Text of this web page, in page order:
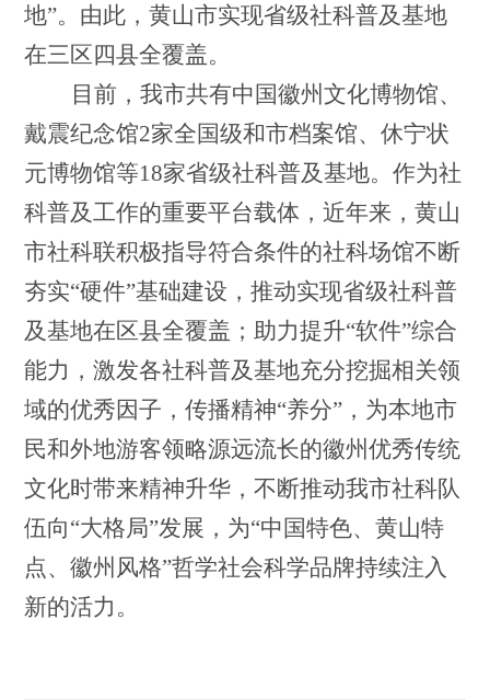
地”。由此，黄山市实现省级社科普及基地
在三区四县全覆盖。
目前，我市共有中国徽州文化博物馆、
戴震纪念馆2家全国级和市档案馆、休宁状
元博物馆等18家省级社科普及基地。作为社
科普及工作的重要平台载体，近年来，黄山
市社科联积极指导符合条件的社科场馆不断
夯实“硬件”基础建设，推动实现省级社科普
及基地在区县全覆盖；助力提升“软件”综合
能力，激发各社科普及基地充分挖掘相关领
域的优秀因子，传播精神“养分”，为本地市
民和外地游客领略源远流长的徽州优秀传统
文化时带来精神升华，不断推动我市社科队
伍向“大格局”发展，为“中国特色、黄山特
点、徽州风格”哲学社会科学品牌持续注入
新的活力。